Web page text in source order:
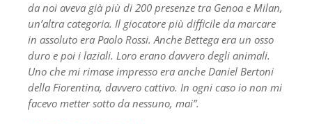
da noi aveva già più di 200 presenze tra Genoa e Milan,
un’altra categoria. Il giocatore più difficile da marcare
in assoluto era Paolo Rossi. Anche Bettega era un osso
duro e poi i laziali. Loro erano davvero degli animali.
Uno che mi rimase impresso era anche Daniel Bertoni
della Fiorentina, davvero cattivo. In ogni caso io non mi
facevo metter sotto da nessuno, mai”.